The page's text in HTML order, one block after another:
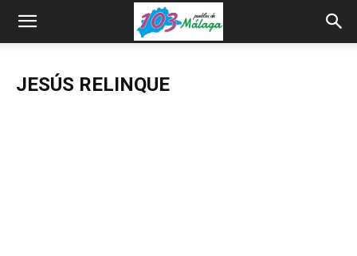
JESÚS RELINQUE